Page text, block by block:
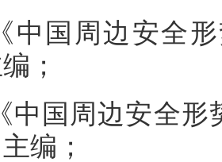
中国周边安全
；
中国周边安全形
编；